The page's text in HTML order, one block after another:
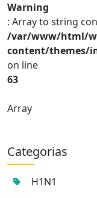
Warning
: Array to string
/var/www/html/
content/themes/
on line
63
Array
Categorias
H1N1